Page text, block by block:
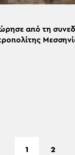
από τη
1 2